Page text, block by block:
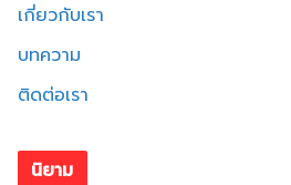
เกี่ยวกับเรา
บทความ
ติดต่อเรา
นิยาม